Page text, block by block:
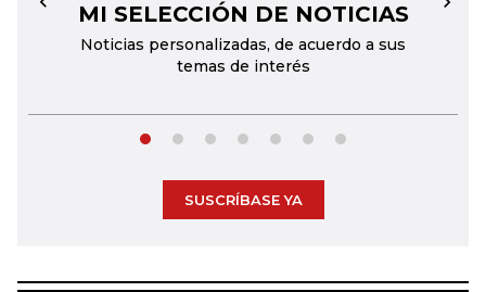
MI SELECCIÓN DE NOTICIAS
Noticias personalizadas, de acuerdo a sus
temas de interés
← →
SUSCRÍBASE YA